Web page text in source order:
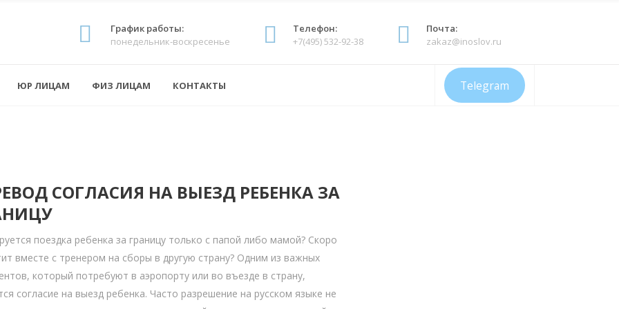
График работы:
понедельник-воскресенье
Телефон:
+7(495) 532-92-38
Почта:
zakaz@inoslov.ru
ЮР ЛИЦАМ ФИЗ ЛИЦАМ КОНТАКТЫ Telegram
СОГЛАСИЯ НА ВЫЕЗД РЕБЕНКА ЗА
поездка ребенка за границу только с папой либо мамой? Скоро
вместе с тренером на сборы в другую страну? Одним из важных
который потребуют в аэропорту или во въезде в страну,
согласие на выезд ребенка. Часто разрешение на русском языке не